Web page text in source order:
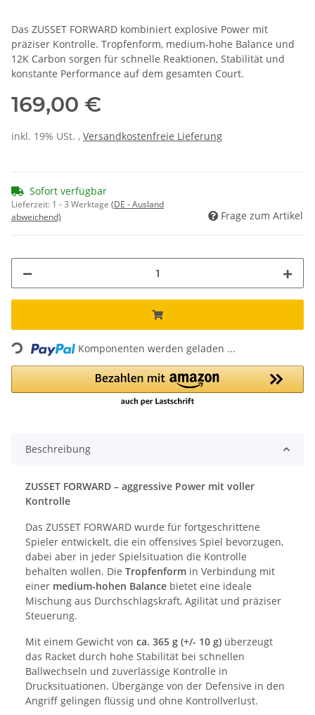
Das ZUSSET FORWARD kombiniert explosive Power mit
präziser Kontrolle. Tropfenform, medium-hohe Balance und
12K Carbon sorgen für schnelle Reaktionen, Stabilität und
konstante Performance auf dem gesamten Court.
169,00 €
inkl. 19% USt. , Versandkostenfreie Lieferung
Sofort verfügbar
Lieferzeit: 1 - 3 Werktage (DE - Ausland
abweichend)
Frage zum Artikel
Loading... Komponenten werden geladen ...
Beschreibung
ZUSSET FORWARD – aggressive Power mit voller
Kontrolle
Das ZUSSET FORWARD wurde für fortgeschrittene
Spieler entwickelt, die ein offensives Spiel bevorzugen,
dabei aber in jeder Spielsituation die Kontrolle
behalten wollen. Die Tropfenform in Verbindung mit
einer medium-hohen Balance bietet eine ideale
Mischung aus Durchschlagskraft, Agilität und präziser
Steuerung.
Mit einem Gewicht von ca. 365 g (+/- 10 g) überzeugt
das Racket durch hohe Stabilität bei schnellen
Ballwechseln und zuverlässige Kontrolle in
Drucksituationen. Übergänge von der Defensive in den
Angriff gelingen flüssig und ohne Kontrollverlust.